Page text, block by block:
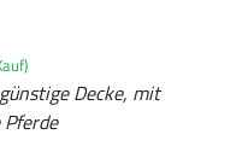
Decke, mit